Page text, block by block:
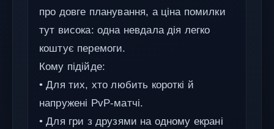
про довге планування, а ціна помилки
тут висока: одна невдала дія легко
коштує перемоги.
Кому підійде:
• Для тих, хто любить короткі й
напружені PvP-матчі.
• Для гри з друзями на одному екрані